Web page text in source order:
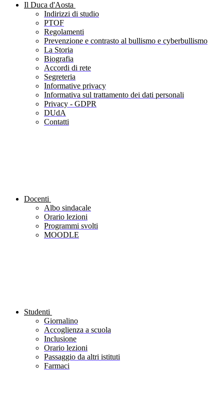
Il Duca d'Aosta
Indirizzi di studio
PTOF
Regolamenti
Prevenzione e contrasto al bullismo e cyberbullismo
La Storia
Biografia
Accordi di rete
Segreteria
Informative privacy
Informativa sul trattamento dei dati personali
Privacy - GDPR
DUdA
Contatti
Docenti
Albo sindacale
Orario lezioni
Programmi svolti
MOODLE
Studenti
Giornalino
Accoglienza a scuola
Inclusione
Orario lezioni
Passaggio da altri istituti
Farmaci